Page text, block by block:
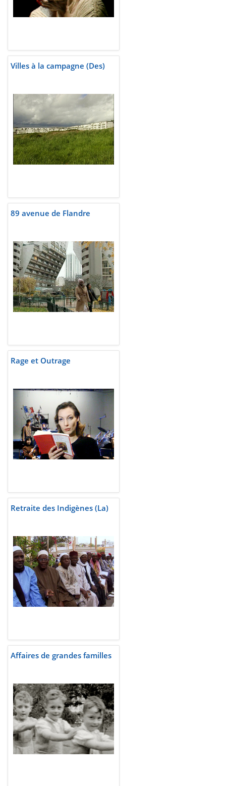
Villes à la campagne (Des)
89 avenue de Flandre
Rage et Outrage
Retraite des Indigènes (La)
Affaires de grandes familles